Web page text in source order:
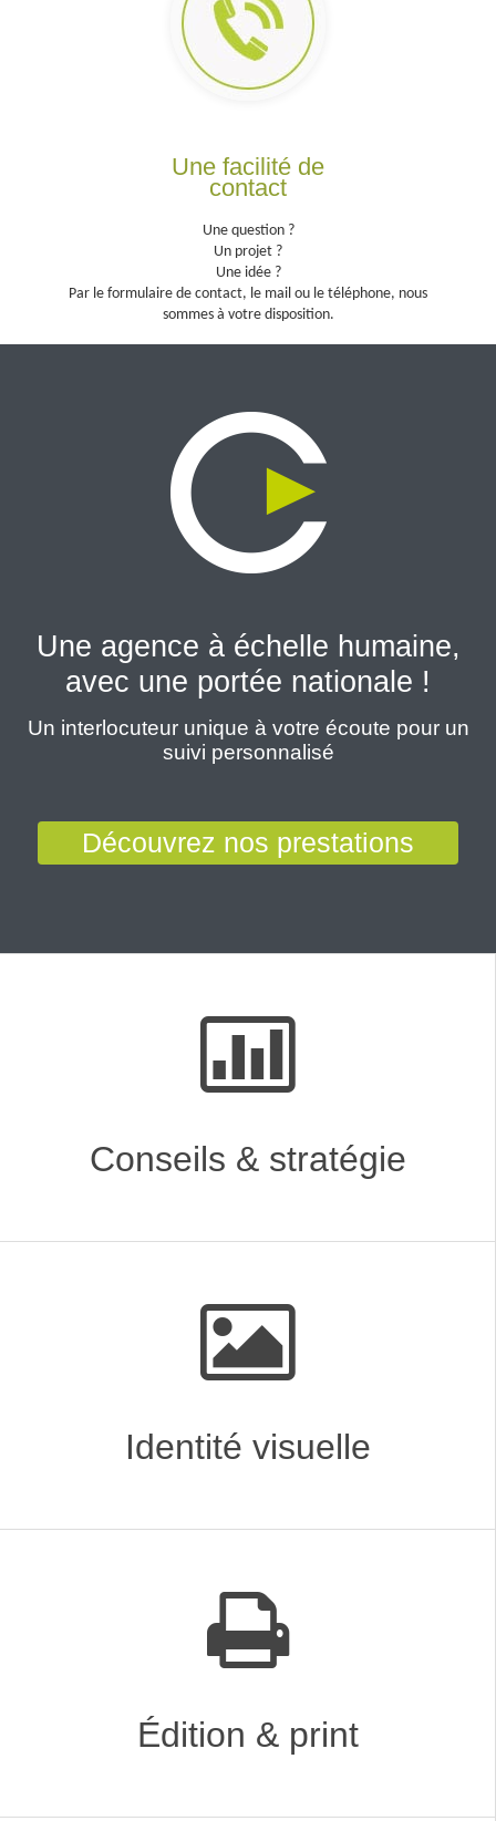
ÉCOUTER
ORCHESTRER
Une facilité de
contact
Une question ?
Un projet ?
Une idée ?
Par le formulaire de contact, le mail ou le téléphone, nous
sommes à votre disposition.
Une agence à échelle humaine,
avec une portée nationale !
Un interlocuteur unique à votre écoute pour un
suivi personnalisé
Découvrez nos prestations
Conseils & stratégie
Identité visuelle
Édition & print